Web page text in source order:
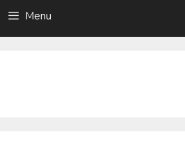
Menu